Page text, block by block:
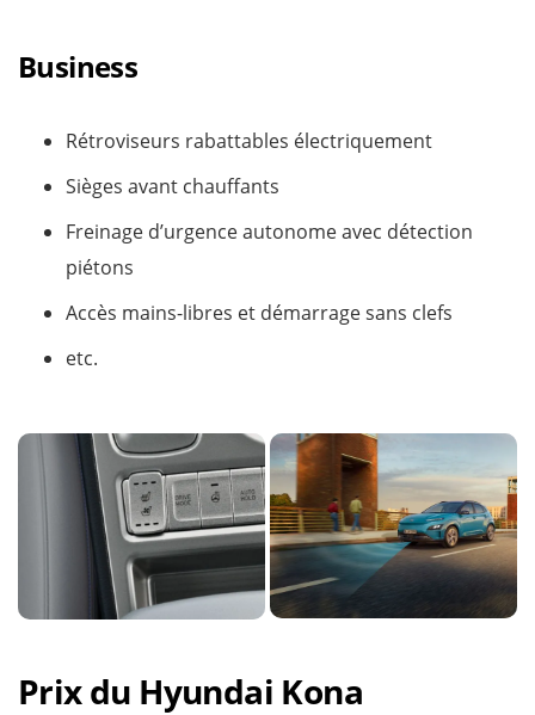
Business
Rétroviseurs rabattables électriquement
Sièges avant chauffants
Freinage d’urgence autonome avec détection
piétons
Accès mains-libres et démarrage sans clefs
etc.
Prix du Hyundai Kona